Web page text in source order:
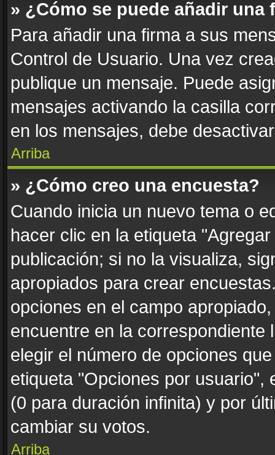
» ¿Cómo se puede añadir una
Para añadir una firma a sus
Control de Usuario. Una vez
publique un mensaje. Puede
mensajes activando la casilla
en los mensajes, debe
Arriba
» ¿Cómo creo una encuesta?
Cuando inicia un nuevo tema o
hacer clic en la etiqueta
publicación; si no la visualiza,
apropiados para crear
opciones en el campo
encuentre en la correspondiente
elegir el número de opciones
etiqueta "Opciones por usuario",
(0 para duración infinita) y por
cambiar su votos.
Arriba